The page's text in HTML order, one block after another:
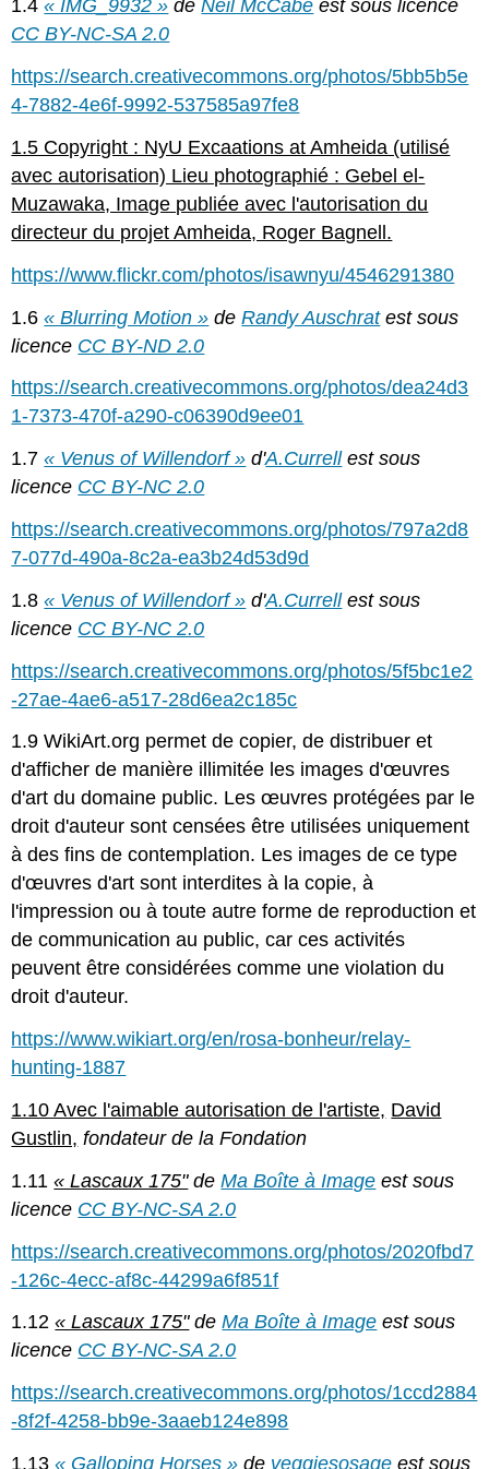
1.4« IMG_9932 » de Neil McCabe est sous licence
CC BY-NC-SA 2.0
https://search.creativecommons.org/photos/5bb5b5e
4-7882-4e6f-9992-537585a97fe8
1.5 Copyright : NyU Excaations at Amheida (utilisé
avec autorisation) Lieu photographié : Gebel el-
Muzawaka, Image publiée avec l'autorisation du
directeur du projet Amheida, Roger Bagnell.
https://www.flickr.com/photos/isawnyu/4546291380
1.6« Blurring Motion » de Randy Auschrat est sous
licence CC BY-ND 2.0
https://search.creativecommons.org/photos/dea24d3
1-7373-470f-a290-c06390d9ee01
1.7« Venus of Willendorf » d'A.Currellest sous
licence CC BY-NC 2.0
https://search.creativecommons.org/photos/797a2d8
7-077d-490a-8c2a-ea3b24d53d9d
1.8« Venus of Willendorf » d'A.Currellest sous
licence CC BY-NC 2.0
https://search.creativecommons.org/photos/5f5bc1e2
-27ae-4ae6-a517-28d6ea2c185c
1.9 WikiArt.org permet de copier, de distribuer et
d'afficher de manière illimitée les images d'œuvres
d'art du domaine public. Les œuvres protégées par le
droit d'auteur sont censées être utilisées uniquement
à des fins de contemplation. Les images de ce type
d'œuvres d'art sont interdites à la copie, à
l'impression ou à toute autre forme de reproduction et
de communication au public, car ces activités
peuvent être considérées comme une violation du
droit d'auteur.
https://www.wikiart.org/en/rosa-bonheur/relay-
hunting-1887
1.10 Avec l'aimable autorisation de l'artiste, David
Gustlin, fondateur de la Fondation
1.11« Lascaux 175" de Ma Boîte à Image est sous
licence CC BY-NC-SA 2.0
https://search.creativecommons.org/photos/2020fbd7
-126c-4ecc-af8c-44299a6f851f
1.12« Lascaux 175" de Ma Boîte à Image est sous
licence CC BY-NC-SA 2.0
https://search.creativecommons.org/photos/1ccd2884
-8f2f-4258-bb9e-3aaeb124e898
1.13« Galloping Horses » de veggiesosage est sous